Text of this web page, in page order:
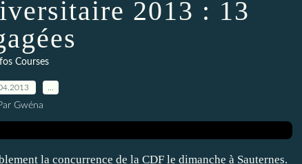
2013 : 13
Courses
Gwéna
la concurrence de la CDF le dimanche à Sauternes.